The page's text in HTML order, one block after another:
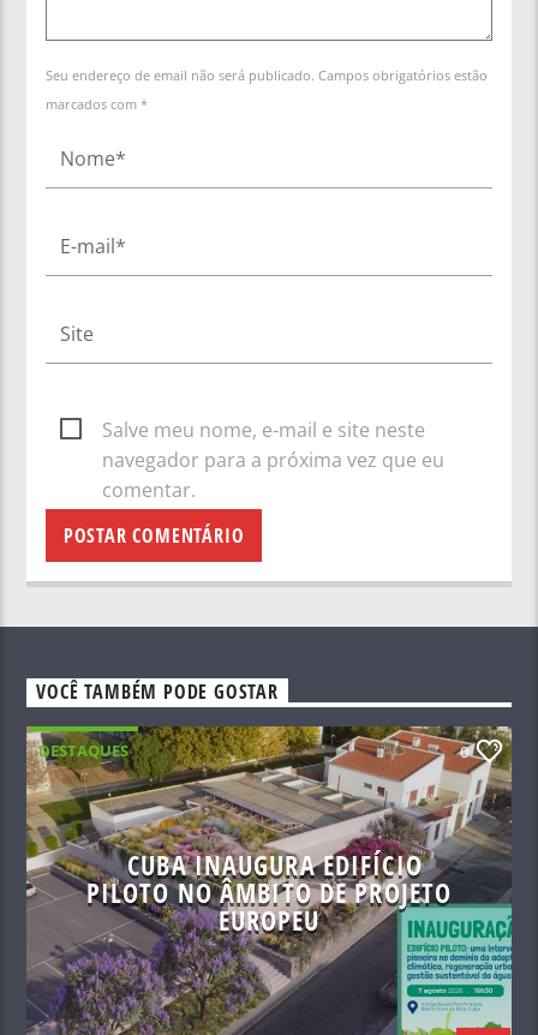
Seu endereço de email não será publicado. Campos obrigatórios estão
marcados com *
Salve meu nome, e-mail e site neste
navegador para a próxima vez que eu
comentar.
VOCÊ TAMBÉM PODE GOSTAR
DESTAQUES 0
CUBA INAUGURA EDIFÍCIO
PILOTO NO ÂMBITO DE PROJETO
EUROPEU